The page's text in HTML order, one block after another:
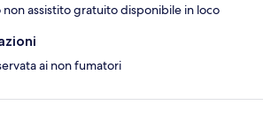
non assistito gratuito disponibile in loco
ai non fumatori